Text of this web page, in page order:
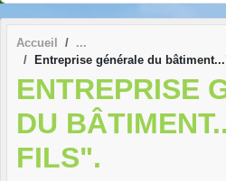
Accueil
Entreprise générale du
ENTREPRISE
DU
FILS".